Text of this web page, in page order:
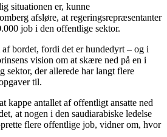
situationen er, kunne
afsløre, at regeringsrepræsentanter
job i den offentlige sektor.
bordet, fordi det er hundedyrt – og i
vision om at skære ned på en i
der allerede har langt flere
til.
kappe antallet af offentligt ansatte ned
at nogen i den saudiarabiske ledelse
flere offentlige job, vidner om, hvor